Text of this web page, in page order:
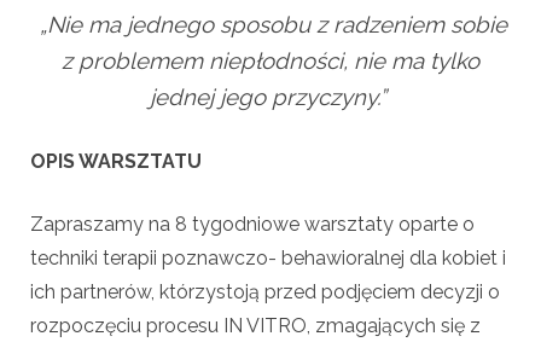
„Nie ma jednego sposobu z radzeniem sobie
z problemem niepłodności, nie ma tylko
jednej jego przyczyny.”
OPIS WARSZTATU
Zapraszamy na 8 tygodniowe warsztaty oparte o
techniki terapii poznawczo- behawioralnej dla kobiet i
ich partnerów, którzystoją przed podjęciem decyzji o
rozpoczęciu procesu IN VITRO, zmagających się z